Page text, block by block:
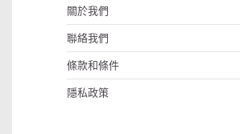
關於我們
聯絡我們
條款和條件
隱私政策